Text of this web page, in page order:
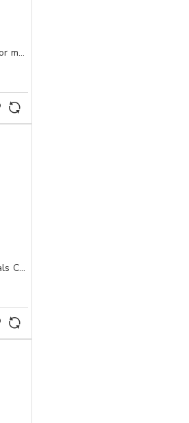
MATRIX Miracle Creator maska 500ml
GARNIER Color Naturals Creme Boja za kosu 1 Crna